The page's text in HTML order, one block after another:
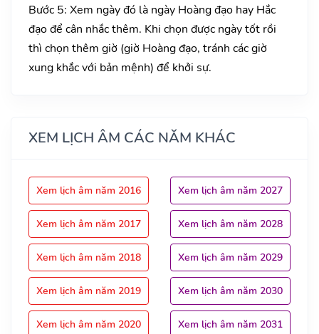
Bước 5: Xem ngày đó là ngày Hoàng đạo hay Hắc
đạo để cân nhắc thêm. Khi chọn được ngày tốt rồi
thì chọn thêm giờ (giờ Hoàng đạo, tránh các giờ
xung khắc với bản mệnh) để khởi sự.
XEM LỊCH ÂM CÁC NĂM KHÁC
Xem lịch âm năm 2016
Xem lịch âm năm 2017
Xem lịch âm năm 2018
Xem lịch âm năm 2019
Xem lịch âm năm 2020
Xem lịch âm năm 2027
Xem lịch âm năm 2028
Xem lịch âm năm 2029
Xem lịch âm năm 2030
Xem lịch âm năm 2031